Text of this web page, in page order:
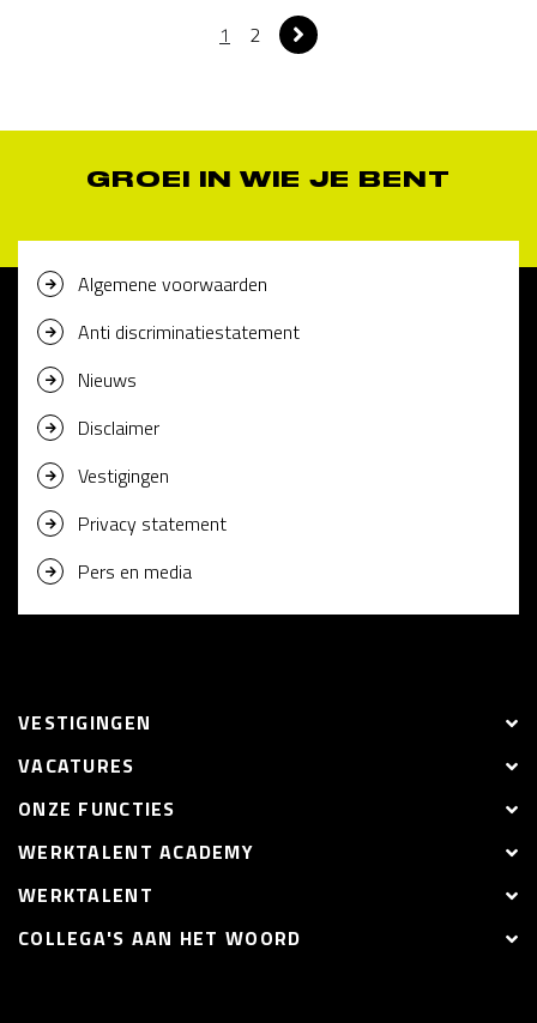
1 2
GROEI IN WIE JE BENT
Algemene voorwaarden
Anti discriminatiestatement
Nieuws
Disclaimer
Vestigingen
Privacy statement
Pers en media
VESTIGINGEN
VACATURES
ONZE FUNCTIES
WERKTALENT ACADEMY
WERKTALENT
COLLEGA'S AAN HET WOORD